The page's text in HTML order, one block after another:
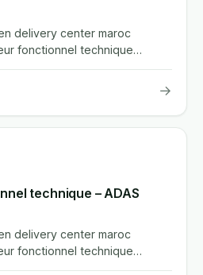
delivery center maroc
fonctionnel technique
→
technique – ADAS
delivery center maroc
fonctionnel technique